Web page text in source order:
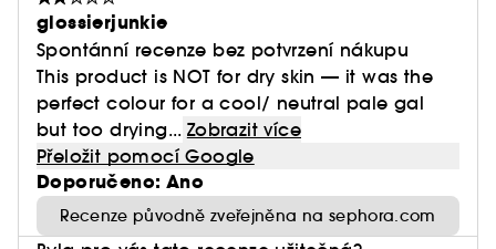
glossierjunkie
Spontánní recenze bez potvrzení nákupu
This product is NOT for dry skin — it was the
perfect colour for a cool/ neutral pale gal
but too drying... Zobrazit více
Přeložit pomocí Google
Doporučeno: Ano
Recenze původně zveřejněna na sephora.com